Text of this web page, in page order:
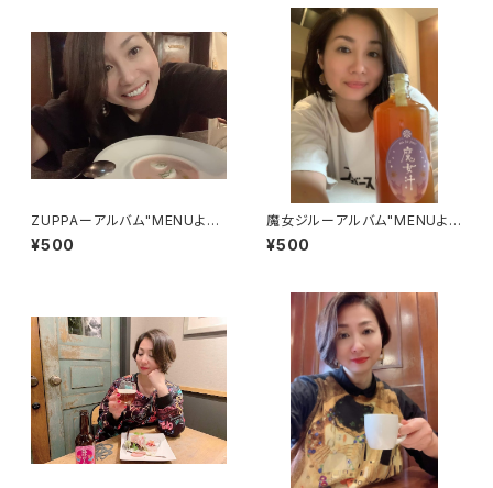
ZUPPAーアルバム"MENUより
シングルカット版
¥500
魔女ジルーアルバム"MENUより
シングルカット版
¥500